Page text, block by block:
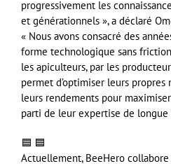
progressivement les
et générationnels », a déclaré
« Nous avons consacré des
forme technologique sans
les apiculteurs, par les
permet d’optimiser leurs propres
leurs rendements pour
parti de leur expertise de longue
🟦 🟦
Actuellement, BeeHero